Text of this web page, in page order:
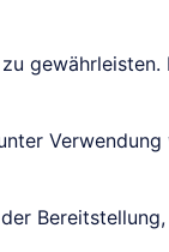
gewährleisten.